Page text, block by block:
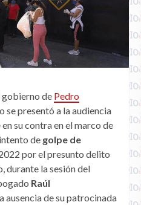
gobierno de Pedro
se presentó a la audiencia
su contra en el marco de
de golpe de
por el presunto delito
durante la sesión del
Raúl
ausencia de su patrocinada